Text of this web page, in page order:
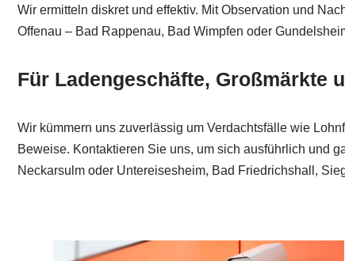
Wir ermitteln diskret und effektiv. Mit Observation und
Offenau – Bad Rappenau, Bad Wimpfen oder
Für Ladengeschäfte, Großmärkte
Wir kümmern uns zuverlässig um Verdachtsfälle wie
Beweise. Kontaktieren Sie uns, um sich ausführlich und
Neckarsulm oder Untereisesheim, Bad Friedrichshall,